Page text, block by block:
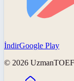
İndirGoogle Play
© 2026